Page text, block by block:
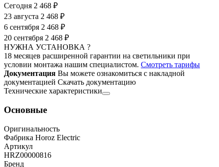
Сегодня 2 468 ₽
23 августа 2 468 ₽
6 сентября 2 468 ₽
20 сентября 2 468 ₽
НУЖНА УСТАНОВКА ?
18 месяцев расширенной гарантии на светильники при
условии монтажа нашим специалистом. Смотреть тарифы
Документация Вы можете ознакомиться с накладной
документацией Скачать документацию
Технические характеристики
Основные
Оригинальность
Фабрика Horoz Electric
Артикул
HRZ00000816
Бренд